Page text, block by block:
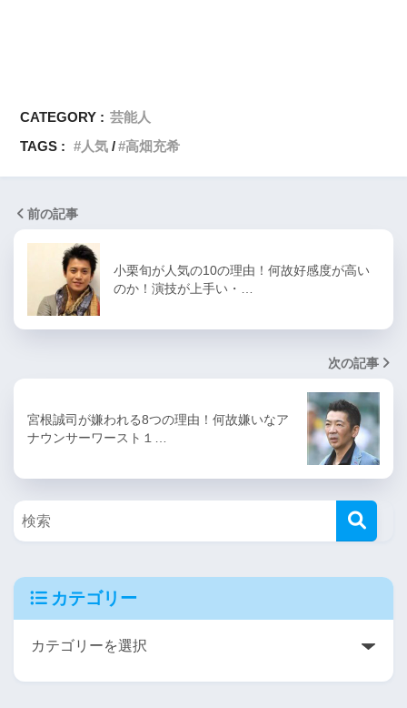
CATEGORY : 芸能人
TAGS :
人気 高畑充希
前の記事
小栗旬が人気の10の理由！何故好感度が高い
のか！演技が上手い・…
次の記事
宮根誠司が嫌われる8つの理由！何故嫌いなア
ナウンサーワースト１…
カテゴリー